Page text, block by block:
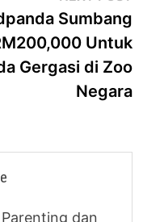
Sumbang
Untuk
Gergasi di Zoo
Negara
dan